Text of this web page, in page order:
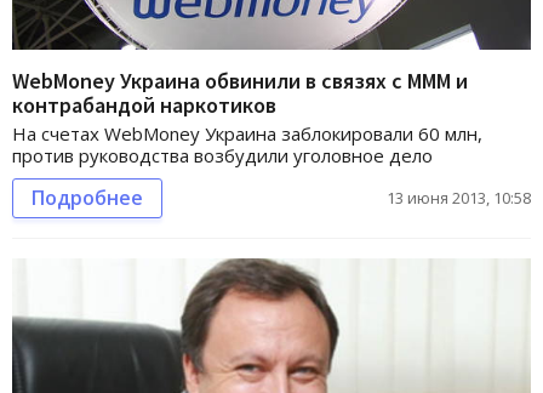
WebMoney Украина обвинили в связях с МММ и
контрабандой наркотиков
На счетах WebMoney Украина заблокировали 60 млн,
против руководства возбудили уголовное дело
Подробнее 13 июня 2013, 10:58